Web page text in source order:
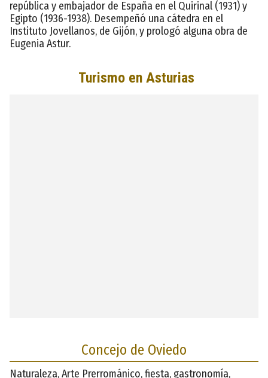
república y embajador de España en el Quirinal (1931) y
Egipto (1936-1938). Desempeñó una cátedra en el
Instituto Jovellanos, de Gijón, y prologó alguna obra de
Eugenia Astur.
Concejo de Oviedo
Naturaleza, Arte Prerrománico, fiesta, gastronomía,